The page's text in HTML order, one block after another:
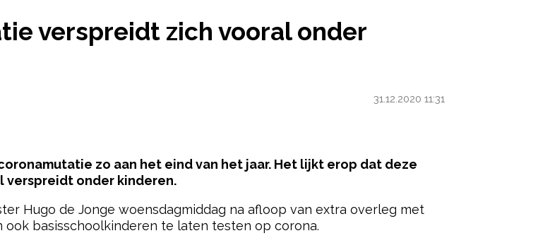
verspreidt zich vooral onder
31.12.2020 11:31
zo aan het eind van het jaar. Het lijkt erop dat deze
verspreidt onder kinderen.
Hugo de Jonge woensdagmiddag na afloop van extra overleg met
basisschoolkinderen te laten testen op corona.